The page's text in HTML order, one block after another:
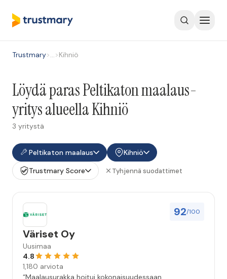
Trustmary>…>Kihniö
Löydä paras Peltikaton maalaus-
yritys alueella Kihniö
3 yritystä
Peltikaton maalaus
Kihniö
Trustmary Score
Tyhjennä suodattimet
92/100
Väriset Oy
Uusimaa
4.8
1,180 arviota
“Maalausurakka hoitui kokonaisuudessaan